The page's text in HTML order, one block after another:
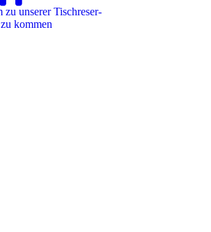
zu unserer Tisch­re­ser­
kommen